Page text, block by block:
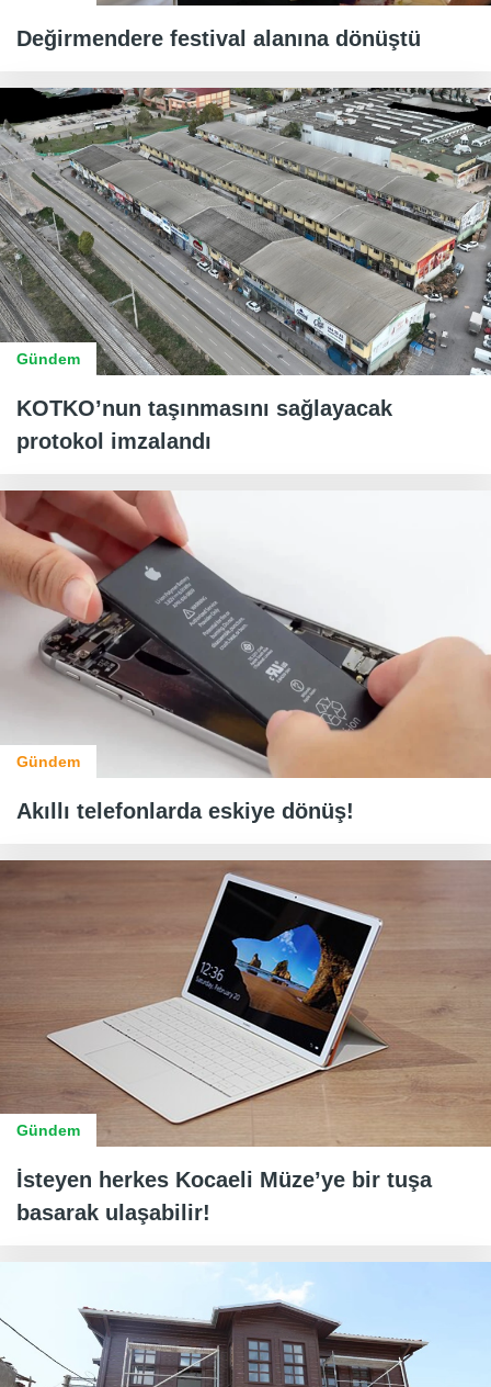
Değirmendere festival alanına dönüştü
Gündem
KOTKO’nun taşınmasını sağlayacak
protokol imzalandı
Gündem
Akıllı telefonlarda eskiye dönüş!
Gündem
İsteyen herkes Kocaeli Müze’ye bir tuşa
basarak ulaşabilir!